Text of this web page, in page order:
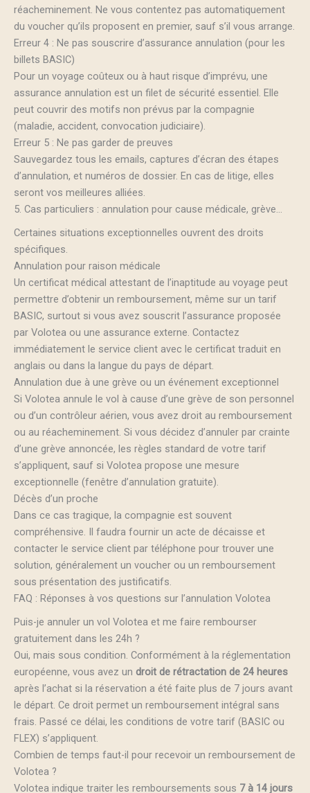
réacheminement. Ne vous contentez pas automatiquement
du voucher qu’ils proposent en premier, sauf s’il vous arrange.
Erreur 4 : Ne pas souscrire d’assurance annulation (pour les
billets BASIC)
Pour un voyage coûteux ou à haut risque d’imprévu, une
assurance annulation est un filet de sécurité essentiel. Elle
peut couvrir des motifs non prévus par la compagnie
(maladie, accident, convocation judiciaire).
Erreur 5 : Ne pas garder de preuves
Sauvegardez tous les emails, captures d’écran des étapes
d’annulation, et numéros de dossier. En cas de litige, elles
seront vos meilleures alliées.
5. Cas particuliers : annulation pour cause médicale, grève…
Certaines situations exceptionnelles ouvrent des droits
spécifiques.
Annulation pour raison médicale
Un certificat médical attestant de l’inaptitude au voyage peut
permettre d’obtenir un remboursement, même sur un tarif
BASIC, surtout si vous avez souscrit l’assurance proposée
par Volotea ou une assurance externe. Contactez
immédiatement le service client avec le certificat traduit en
anglais ou dans la langue du pays de départ.
Annulation due à une grève ou un événement exceptionnel
Si Volotea annule le vol à cause d’une grève de son personnel
ou d’un contrôleur aérien, vous avez droit au remboursement
ou au réacheminement. Si vous décidez d’annuler par crainte
d’une grève annoncée, les règles standard de votre tarif
s’appliquent, sauf si Volotea propose une mesure
exceptionnelle (fenêtre d’annulation gratuite).
Décès d’un proche
Dans ce cas tragique, la compagnie est souvent
compréhensive. Il faudra fournir un acte de décaisse et
contacter le service client par téléphone pour trouver une
solution, généralement un voucher ou un remboursement
sous présentation des justificatifs.
FAQ : Réponses à vos questions sur l’annulation Volotea
Puis-je annuler un vol Volotea et me faire rembourser
gratuitement dans les 24h ?
Oui, mais sous condition. Conformément à la réglementation
européenne, vous avez un droit de rétractation de 24 heures
après l’achat si la réservation a été faite plus de 7 jours avant
le départ. Ce droit permet un remboursement intégral sans
frais. Passé ce délai, les conditions de votre tarif (BASIC ou
FLEX) s’appliquent.
Combien de temps faut-il pour recevoir un remboursement de
Volotea ?
Volotea indique traiter les remboursements sous 7 à 14 jours